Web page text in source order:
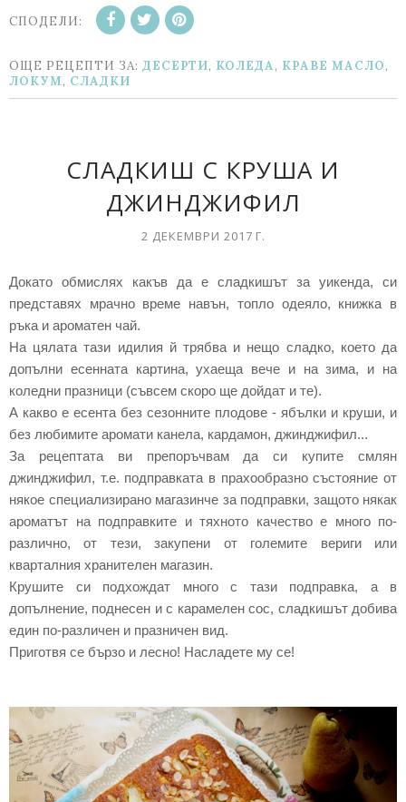
СПОДЕЛИ:
ОЩЕ РЕЦЕПТИ ЗА: ДЕСЕРТИ, КОЛЕДА, КРАВЕ МАСЛО,
ЛОКУМ, СЛАДКИ
СЛАДКИШ С КРУША И
ДЖИНДЖИФИЛ
2 ДЕКЕМВРИ 2017 Г.
Докато обмислях какъв да е сладкишът за уикенда, си
представях мрачно време навън, топло одеяло, книжка в
ръка и ароматен чай.
На цялата тази идилия й трябва и нещо сладко, което да
допълни есенната картина, ухаеща вече и на зима, и на
коледни празници (съвсем скоро ще дойдат и те).
А какво е есента без сезонните плодове - ябълки и круши, и
без любимите аромати канела, кардамон, джинджифил...
За рецептата ви препоръчвам да си купите смлян
джинджифил, т.е. подправката в прахообразно състояние от
някое специализирано магазинче за подправки, защото някак
ароматът на подправките и тяхното качество е много по-
различно, от тези, закупени от големите вериги или
кварталния хранителен магазин.
Крушите си подхождат много с тази подправка, а в
допълнение, поднесен и с карамелен сос, сладкишът добива
един по-различен и празничен вид.
Приготвя се бързо и лесно! Насладете му се!